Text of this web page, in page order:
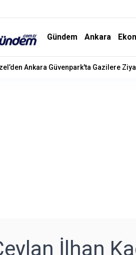
Gündem Ankara
Ankara Güvenpark'ta Gazilere
İlhan